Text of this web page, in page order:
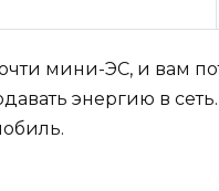
мини-ЭС, и вам
энергию в